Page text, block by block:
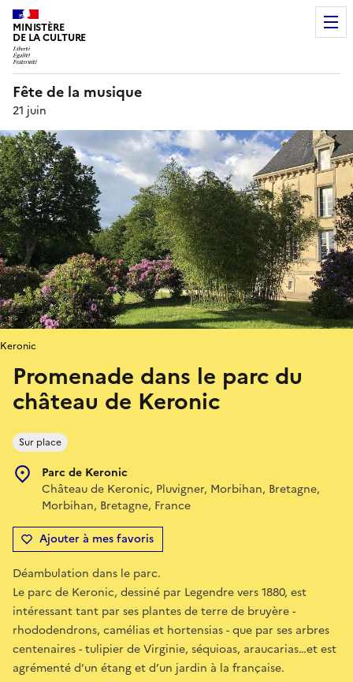
MINISTÈRE
DE LA CULTURE
Fête de la musique
21 juin
Promenade dans le parc du
château de Keronic
Sur place
Parc de Keronic
Château de Keronic, Pluvigner, Morbihan, Bretagne,
Morbihan, Bretagne, France
Ajouter à mes favoris
Keronic
Déambulation dans le parc.
Le parc de Keronic, dessiné par Legendre vers 1880, est
intéressant tant par ses plantes de terre de bruyère -
rhododendrons, camélias et hortensias - que par ses arbres
centenaires - tulipier de Virginie, séquioas, araucarias…et est
agrémenté d’un étang et d’un jardin à la française.